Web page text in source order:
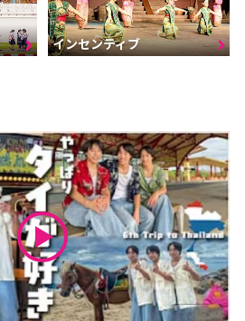
インセンティブ